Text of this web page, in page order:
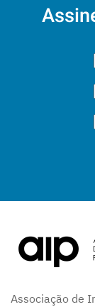
Associação de